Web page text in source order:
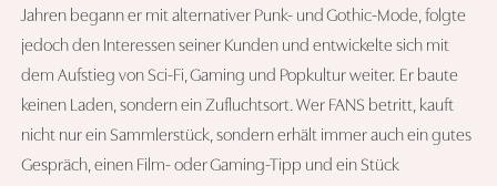
Jahren begann er mit alternativer Punk- und Gothic-Mode, folgte
jedoch den Interessen seiner Kunden und entwickelte sich mit
dem Aufstieg von Sci-Fi, Gaming und Popkultur weiter. Er baute
keinen Laden, sondern ein Zufluchtsort. Wer FANS betritt, kauft
nicht nur ein Sammlerstück, sondern erhält immer auch ein gutes
Gespräch, einen Film- oder Gaming-Tipp und ein Stück